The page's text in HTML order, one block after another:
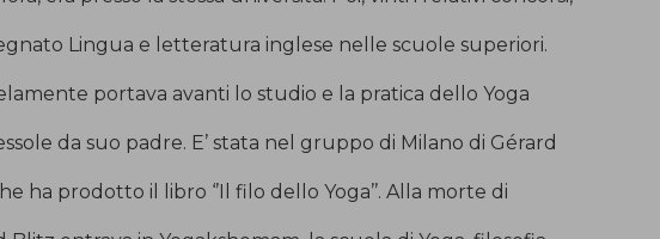
Lingua e letteratura inglese nelle scuole superiori.
portava avanti lo studio e la pratica dello Yoga
da suo padre. E’ stata nel gruppo di Milano di Gérard
ha prodotto il libro ‘’Il filo dello Yoga’’. Alla morte di